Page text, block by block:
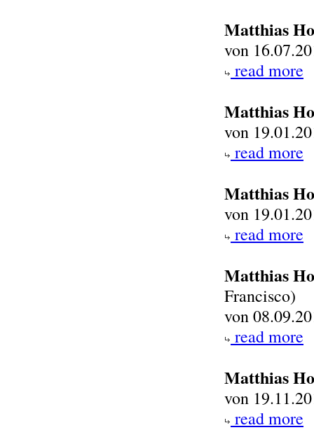
Matthias
von
read more
Matthias
von
read more
Matthias
von
read more
Matthias
Francisco)
von
read more
Matthias
von
read more